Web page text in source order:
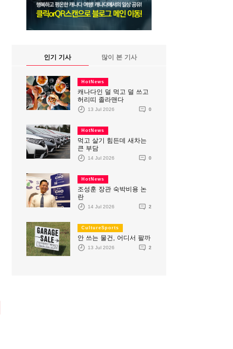
인기 기사 많이 본 기사
HotNews
캐나다인 덜 먹고 덜 쓰고
허리띠 졸라맨다
13 Jul 2026 0
HotNews
먹고 살기 힘든데 새차는
큰 부담
14 Jul 2026 0
HotNews
조성훈 장관 숙박비용 논
란
14 Jul 2026 2
CultureSports
안 쓰는 물건, 어디서 팔까
13 Jul 2026 2